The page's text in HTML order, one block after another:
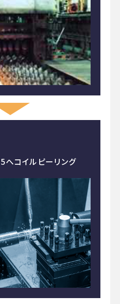
コイルピーリング